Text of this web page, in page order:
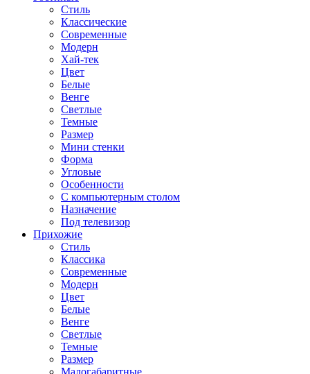
Стиль
Классические
Современные
Модерн
Хай-тек
Цвет
Белые
Венге
Светлые
Темные
Размер
Мини стенки
Форма
Угловые
Особенности
С компьютерным столом
Назначение
Под телевизор
Прихожие
Стиль
Классика
Современные
Модерн
Цвет
Белые
Венге
Светлые
Темные
Размер
Малогабаритные